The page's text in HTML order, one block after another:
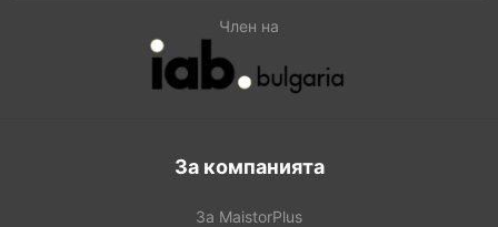
Член на
За компанията
За MaistorPlus